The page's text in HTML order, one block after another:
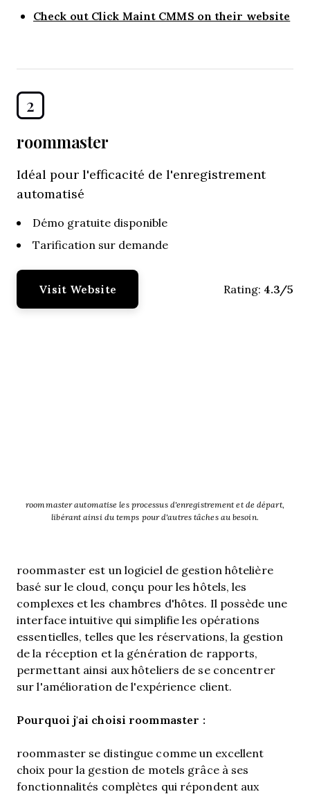
Check out Click Maint CMMS on their website
2
roommaster
Idéal pour l'efficacité de l'enregistrement
automatisé
Démo gratuite disponible
Tarification sur demande
Visit Website Rating: 4.3/5
roommaster automatise les processus d'enregistrement et de départ,
libérant ainsi du temps pour d'autres tâches au besoin.
roommaster est un logiciel de gestion hôtelière
basé sur le cloud, conçu pour les hôtels, les
complexes et les chambres d'hôtes. Il possède une
interface intuitive qui simplifie les opérations
essentielles, telles que les réservations, la gestion
de la réception et la génération de rapports,
permettant ainsi aux hôteliers de se concentrer
sur l'amélioration de l'expérience client.
Pourquoi j'ai choisi roommaster :
roommaster se distingue comme un excellent
choix pour la gestion de motels grâce à ses
fonctionnalités complètes qui répondent aux